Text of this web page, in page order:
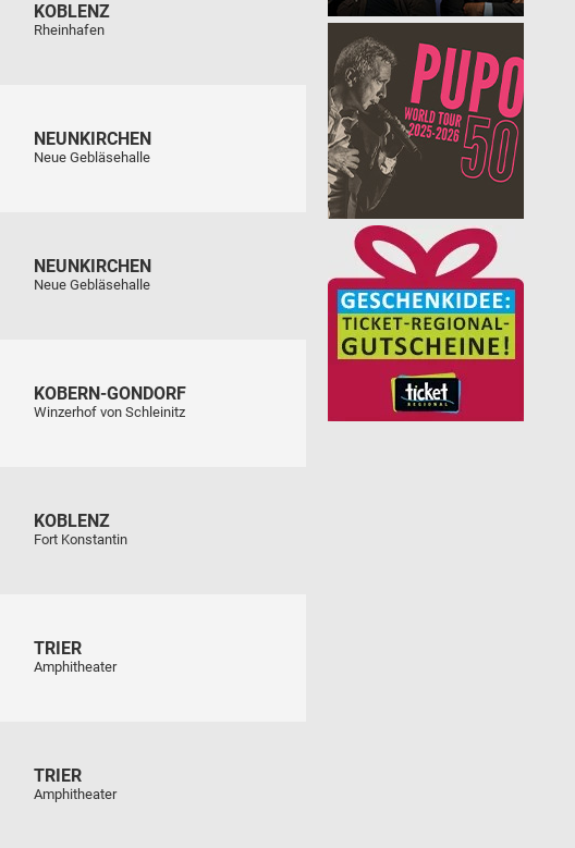
KOBLENZ
Rheinhafen
NEUNKIRCHEN
Neue Gebläsehalle
NEUNKIRCHEN
Neue Gebläsehalle
KOBERN-GONDORF
Winzerhof von Schleinitz
KOBLENZ
Fort Konstantin
TRIER
Amphitheater
TRIER
Amphitheater